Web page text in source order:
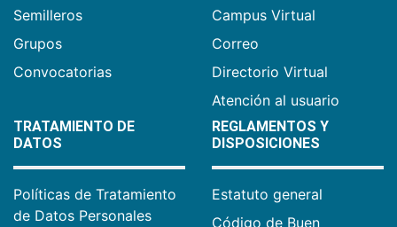
Semilleros
Grupos
Convocatorias
Campus Virtual
Correo
Directorio Virtual
Atención al usuario
TRATAMIENTO DE
DATOS
Políticas de Tratamiento
de Datos Personales
REGLAMENTOS Y
DISPOSICIONES
Estatuto general
Código de Buen